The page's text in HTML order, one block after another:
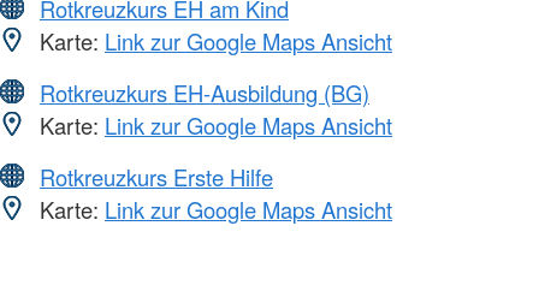
Rotkreuzkurs EH am Kind
Karte: Link zur Google Maps Ansicht
Rotkreuzkurs EH-Ausbildung (BG)
Karte: Link zur Google Maps Ansicht
Rotkreuzkurs Erste Hilfe
Karte: Link zur Google Maps Ansicht